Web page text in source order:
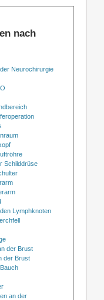
nach
Neurochirurgie
Schilddrüse
Lymphknoten
der Brust
der Brust
an der